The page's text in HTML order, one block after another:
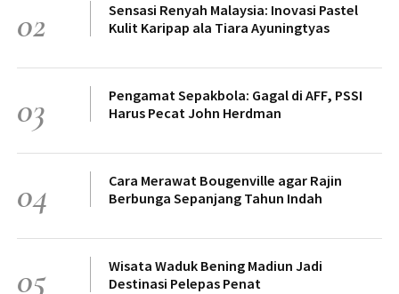
02
Sensasi Renyah Malaysia: Inovasi Pastel
Kulit Karipap ala Tiara Ayuningtyas
03
Pengamat Sepakbola: Gagal di AFF, PSSI
Harus Pecat John Herdman
04
Cara Merawat Bougenville agar Rajin
Berbunga Sepanjang Tahun Indah
05
Wisata Waduk Bening Madiun Jadi
Destinasi Pelepas Penat